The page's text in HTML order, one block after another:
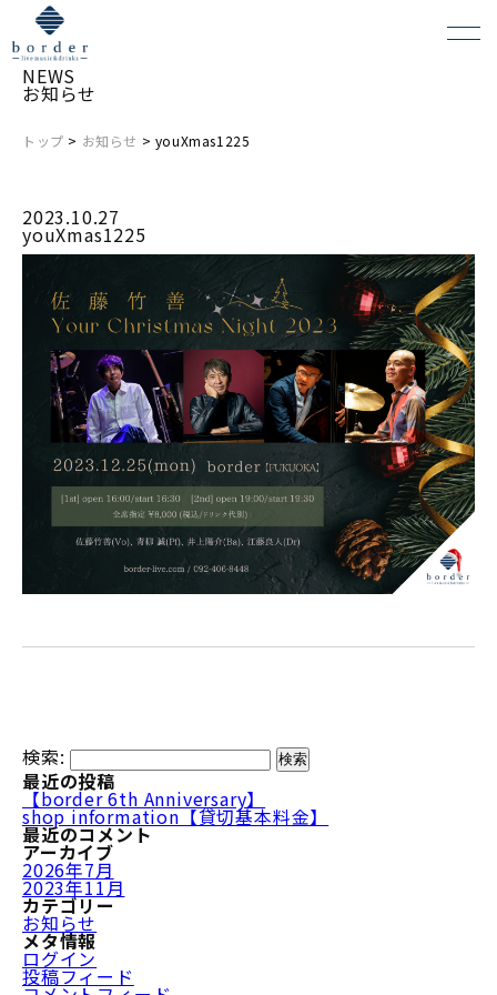
NEWS
お知らせ
トップ > お知らせ > youXmas1225
2023.10.27
youXmas1225
検索:
最近の投稿
【border 6th Anniversary】
shop information【貸切基本料金】
最近のコメント
アーカイブ
2026年7月
2023年11月
カテゴリー
お知らせ
メタ情報
ログイン
投稿フィード